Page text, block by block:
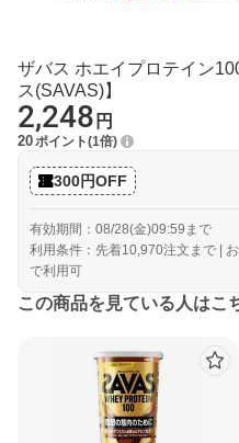
ザバス ホエイプロテイン
ス(SAVAS)】
2,248 円
20ポイント 1倍
300円OFF
有効期間：08/28(金)09:59まで
利用条件：先着10,970注文まで |
で利用可
この商品を見ている人はこ